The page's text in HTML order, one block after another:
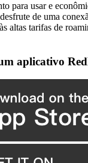
para usar e
de uma
altas tarifas de
aplicativo